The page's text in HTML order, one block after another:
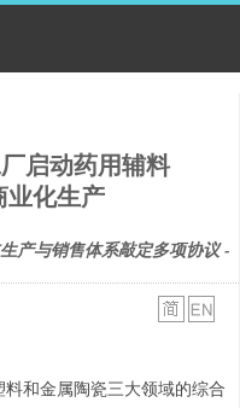
启动药用辅料
业化生产
产与销售体系敲定多项协议 -
和金属陶瓷三大领域的综合